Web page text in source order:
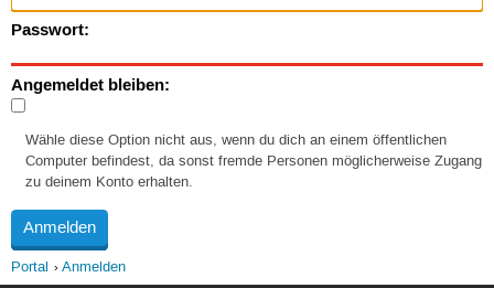
Passwort:
Angemeldet bleiben:
Wähle diese Option nicht aus, wenn du dich an einem öffentlichen
Computer befindest, da sonst fremde Personen möglicherweise Zugang
zu deinem Konto erhalten.
Portal Anmelden